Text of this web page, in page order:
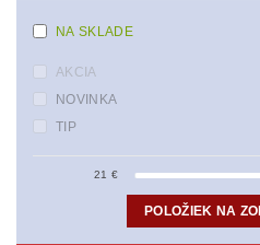
NA SKLADE
AKCIA
NOVINKA
TIP
21 €
POLOŽIEK NA